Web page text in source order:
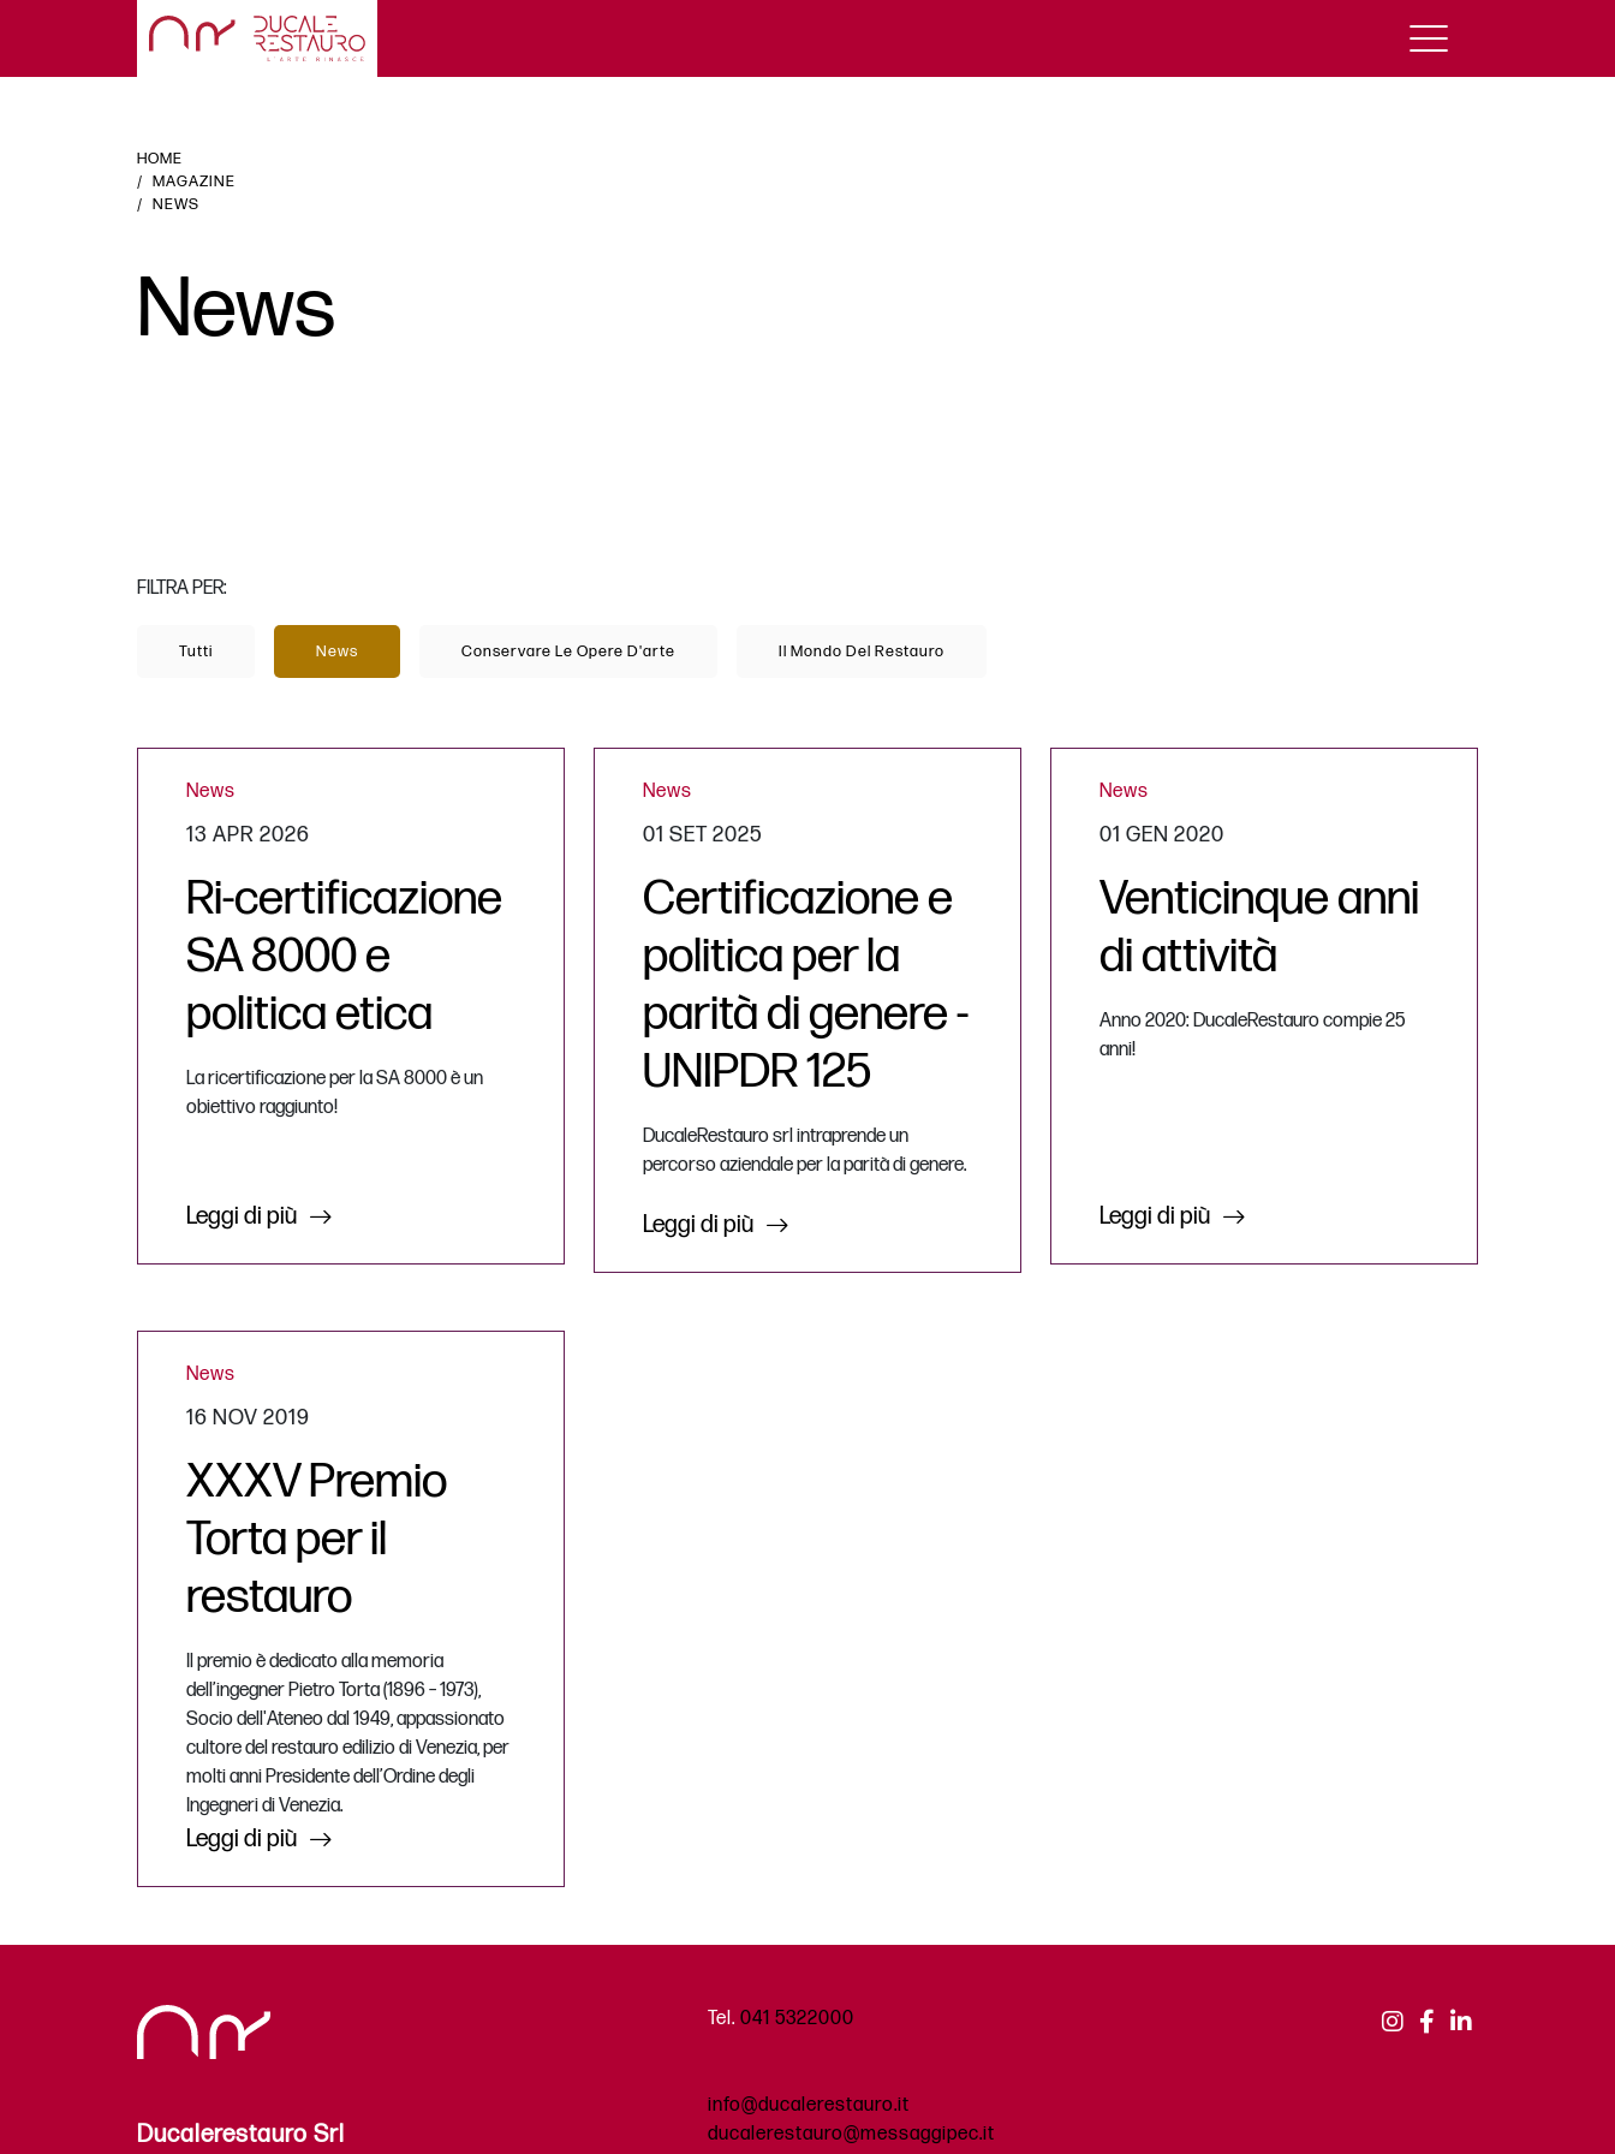
HOME
MAGAZINE
NEWS
News
FILTRA PER:
Tutti News Conservare Le Opere D'arte Il Mondo Del Restauro
News
13 APR 2026
Ri-certificazione
SA 8000 e
politica etica
La ricertificazione per la SA 8000 è un
obiettivo raggiunto!
Leggi di più
News
01 SET 2025
Certificazione e
politica per la
parità di genere -
UNIPDR 125
DucaleRestauro srl intraprende un
percorso aziendale per la parità di genere.
Leggi di più
News
01 GEN 2020
Venticinque anni
di attività
Anno 2020: DucaleRestauro compie 25
anni!
Leggi di più
News
16 NOV 2019
XXXV Premio
Torta per il
restauro
Il premio è dedicato alla memoria
dell’ingegner Pietro Torta (1896 – 1973),
Socio dell'Ateneo dal 1949, appassionato
cultore del restauro edilizio di Venezia, per
molti anni Presidente dell’Ordine degli
Ingegneri di Venezia.
Leggi di più
Ducalerestauro Srl
Tel. 041 5322000
info@ducalerestauro.it
ducalerestauro@messaggipec.it